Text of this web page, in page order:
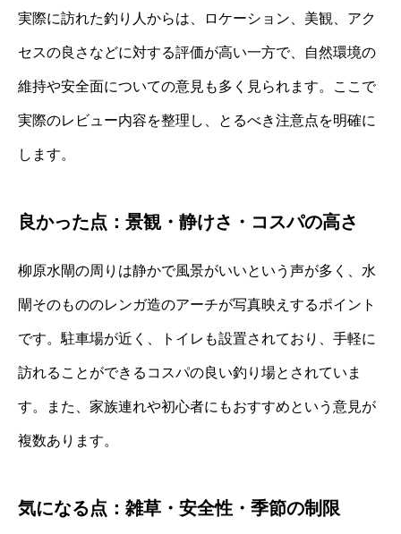
実際に訪れた釣り人からは、ロケーション、美観、アク
セスの良さなどに対する評価が高い一方で、自然環境の
維持や安全面についての意見も多く見られます。ここで
実際のレビュー内容を整理し、とるべき注意点を明確に
します。
良かった点：景観・静けさ・コスパの高さ
柳原水閘の周りは静かで風景がいいという声が多く、水
閘そのもののレンガ造のアーチが写真映えするポイント
です。駐車場が近く、トイレも設置されており、手軽に
訪れることができるコスパの良い釣り場とされていま
す。また、家族連れや初心者にもおすすめという意見が
複数あります。
気になる点：雑草・安全性・季節の制限